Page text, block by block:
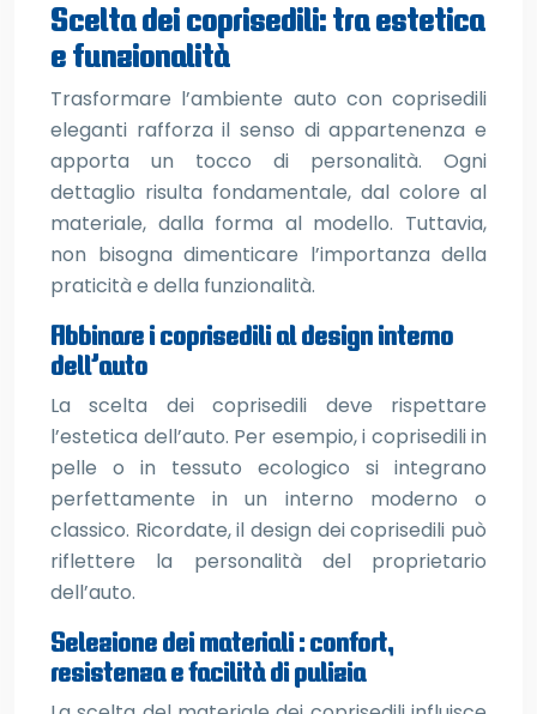
Scelta dei coprisedili: tra estetica
e funzionalità
Trasformare l’ambiente auto con coprisedili
eleganti rafforza il senso di appartenenza e
apporta un tocco di personalità. Ogni
dettaglio risulta fondamentale, dal colore al
materiale, dalla forma al modello. Tuttavia,
non bisogna dimenticare l’importanza della
praticità e della funzionalità.
Abbinare i coprisedili al design interno
dell’auto
La scelta dei coprisedili deve rispettare
l’estetica dell’auto. Per esempio, i coprisedili in
pelle o in tessuto ecologico si integrano
perfettamente in un interno moderno o
classico. Ricordate, il design dei coprisedili può
riflettere la personalità del proprietario
dell’auto.
Selezione dei materiali : confort,
resistenza e facilità di pulizia